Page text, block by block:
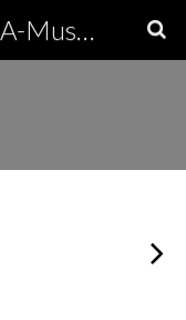
Olivers virtuelles PDA-Museum